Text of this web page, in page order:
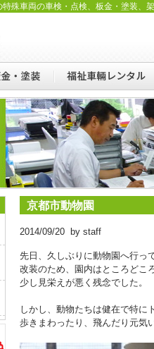
殊車両の車検・点検、板金・塗装、
京都市動物園
2014/09/20 by staff
先日、久しぶりに動物園へ行っ
改装のため、園内はところどこ
少し見栄えが悪く残念でした。
しかし、動物たちは健在で特に
歩きまわったり、飛んだり元気